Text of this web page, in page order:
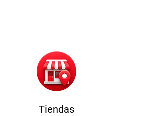
Tiendas